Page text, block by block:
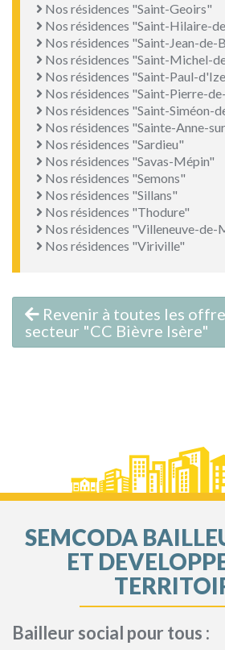
Nos résidences "Saint-Geoirs"
Nos résidences "Saint-Hilaire-
Nos résidences "Saint-Jean-de-
Nos résidences "Saint-Michel-
Nos résidences "Saint-Paul-
Nos résidences "Saint-Pierre-
Nos résidences "Saint-Siméon-
Nos résidences "Sainte-Anne-
Nos résidences "Sardieu"
Nos résidences "Savas-Mépin"
Nos résidences "Semons"
Nos résidences "Sillans"
Nos résidences "Thodure"
Nos résidences "Villeneuve-de-
Nos résidences "Viriville"
Revenir à toutes les
secteur "CC Bièvre Isère"
SEMCODA
ET
Bailleur social pour tous :